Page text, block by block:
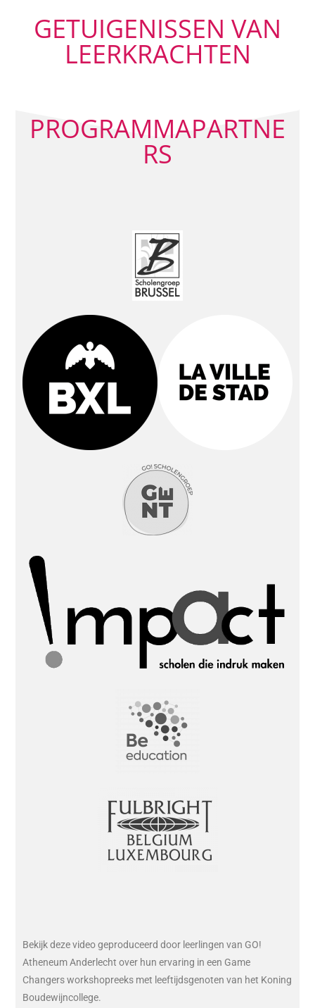
GETUIGENISSEN VAN
LEERKRACHTEN
PROGRAMMAPARTNE
RS
Bekijk deze video geproduceerd door leerlingen van GO!
Atheneum Anderlecht over hun ervaring in een Game
Changers workshopreeks met leeftijdsgenoten van het Koning
Boudewijncollege.